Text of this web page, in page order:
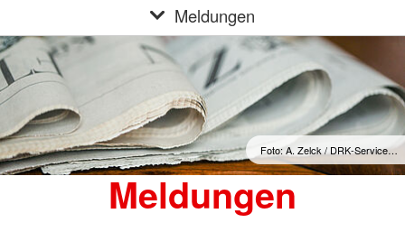
Meldungen
Foto: A. Zelck / DRK-Service…
Meldungen